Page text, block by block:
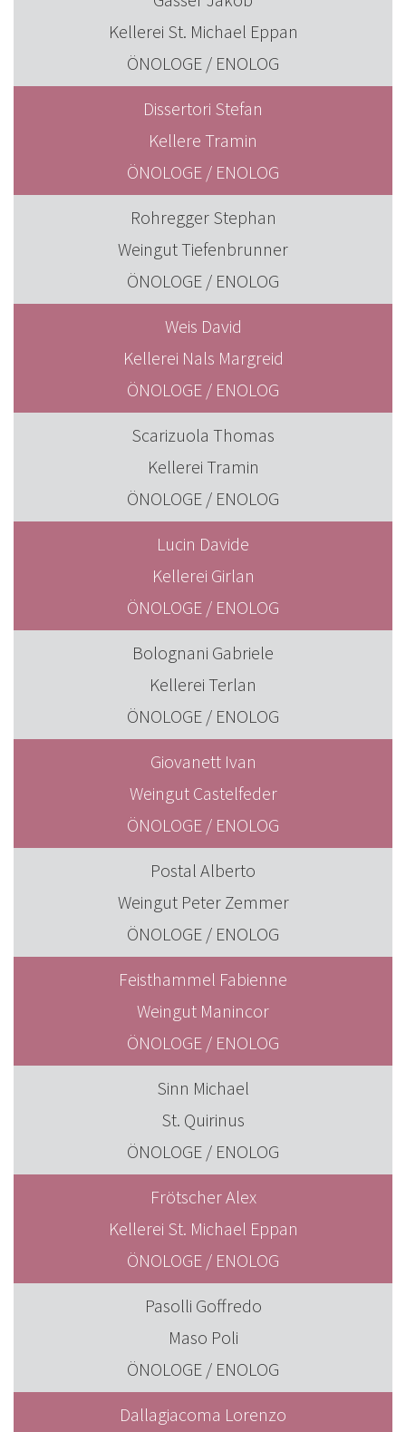
Kellerei St. Michael Eppan
ÖNOLOGE / ENOLOG
Dissertori Stefan
Kellere Tramin
ÖNOLOGE / ENOLOG
Rohregger Stephan
Weingut Tiefenbrunner
ÖNOLOGE / ENOLOG
Weis David
Kellerei Nals Margreid
ÖNOLOGE / ENOLOG
Scarizuola Thomas
Kellerei Tramin
ÖNOLOGE / ENOLOG
Lucin Davide
Kellerei Girlan
ÖNOLOGE / ENOLOG
Bolognani Gabriele
Kellerei Terlan
ÖNOLOGE / ENOLOG
Giovanett Ivan
Weingut Castelfeder
ÖNOLOGE / ENOLOG
Postal Alberto
Weingut Peter Zemmer
ÖNOLOGE / ENOLOG
Feisthammel Fabienne
Weingut Manincor
ÖNOLOGE / ENOLOG
Sinn Michael
St. Quirinus
ÖNOLOGE / ENOLOG
Frötscher Alex
Kellerei St. Michael Eppan
ÖNOLOGE / ENOLOG
Pasolli Goffredo
Maso Poli
ÖNOLOGE / ENOLOG
Dallagiacoma Lorenzo